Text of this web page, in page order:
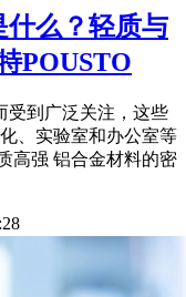
什么？轻质与
POUSTO
受到广泛关注，这些
、实验室和办公室等
高强 铝合金材料的密